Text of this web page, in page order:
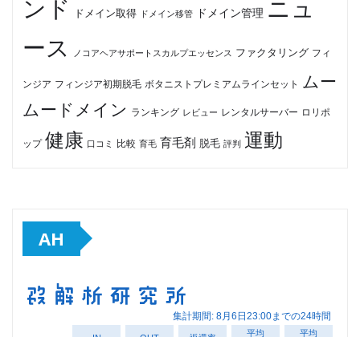
ンド
ドメイン取得 ドメイン移管 ドメイン管理 ニュ
ース
ノコアヘアサポートスカルプエッセンス ファクタリング フィ
ンジア フィンジア初期脱毛 ボタニストプレミアムラインセット ムー
ムードメイン ランキング レビュー レンタルサーバー ロリポ
ップ 健康 口コミ 比較 育毛 育毛剤 脱毛 評判 運動
AH